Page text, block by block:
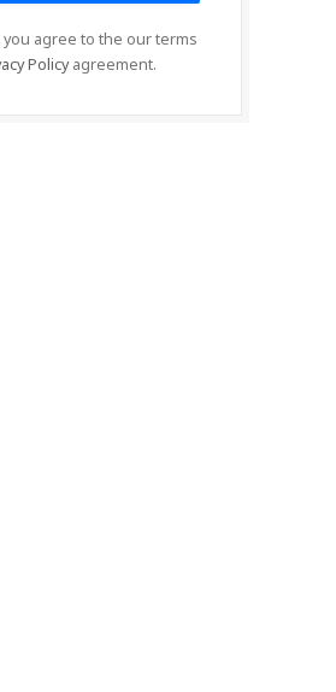
you agree to the our terms
Policyagreement.